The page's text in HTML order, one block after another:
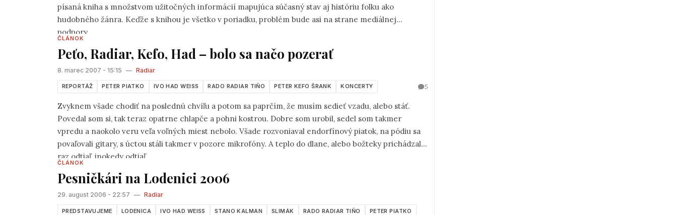
písaná kniha s množstvom užitočných informácií mapujúca súčasný stav aj históriu folku ako
hudobného žánra. Keďže s knihou je všetko v poriadku, problém bude asi na strane mediálnej
podpory.
ČLÁNOK
Peťo, Radiar, Kefo, Had – bolo sa načo pozerať
8. marec 2007 - 15:15 — Radiar
REPORTÁŽ PETER PIATKO IVO HAD WEISS RADO RADIAR TIŇO PETER KEFO ŠRANK KONCERTY 5
Zvyknem všade chodiť na poslednú chvíľu a potom sa paprčím, že musím sedieť vzadu, alebo stáť.
Povedal som si, tak teraz opatrne chlapče a pohni kostrou. Dobre som urobil, sedel som takmer
vpredu a naokolo veru veľa voľných miest nebolo. Všade rozvoniaval endorfínový piatok, na pódiu sa
povaľovali gitary, s úctou stáli takmer v pozore mikrofóny. A teplo do dlane, alebo božteky prichádzali
raz odtiaľ, inokedy odtiaľ.
ČLÁNOK
Pesničkári na Lodenici 2006
29. august 2006 - 22:57 — Radiar
PREDSTAVUJEME LODENICA IVO HAD WEISS STANO KALMAN SLIMÁK RADO RADIAR TIŇO
PETER PIATKO